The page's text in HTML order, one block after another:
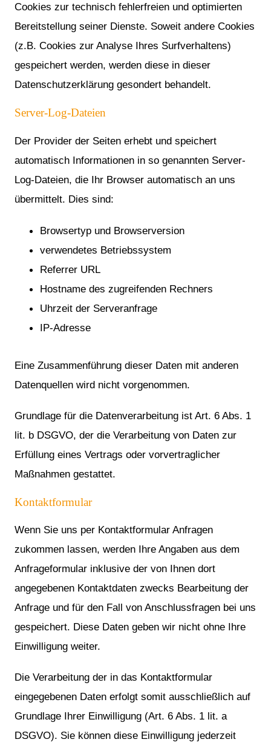
Cookies zur technisch fehlerfreien und optimierten
Bereitstellung seiner Dienste. Soweit andere Cookies
(z.B. Cookies zur Analyse Ihres Surfverhaltens)
gespeichert werden, werden diese in dieser
Datenschutzerklärung gesondert behandelt.
Server-Log-Dateien
Der Provider der Seiten erhebt und speichert
automatisch Informationen in so genannten Server-
Log-Dateien, die Ihr Browser automatisch an uns
übermittelt. Dies sind:
Browsertyp und Browserversion
verwendetes Betriebssystem
Referrer URL
Hostname des zugreifenden Rechners
Uhrzeit der Serveranfrage
IP-Adresse
Eine Zusammenführung dieser Daten mit anderen
Datenquellen wird nicht vorgenommen.
Grundlage für die Datenverarbeitung ist Art. 6 Abs. 1
lit. b DSGVO, der die Verarbeitung von Daten zur
Erfüllung eines Vertrags oder vorvertraglicher
Maßnahmen gestattet.
Kontaktformular
Wenn Sie uns per Kontaktformular Anfragen
zukommen lassen, werden Ihre Angaben aus dem
Anfrageformular inklusive der von Ihnen dort
angegebenen Kontaktdaten zwecks Bearbeitung der
Anfrage und für den Fall von Anschlussfragen bei uns
gespeichert. Diese Daten geben wir nicht ohne Ihre
Einwilligung weiter.
Die Verarbeitung der in das Kontaktformular
eingegebenen Daten erfolgt somit ausschließlich auf
Grundlage Ihrer Einwilligung (Art. 6 Abs. 1 lit. a
DSGVO). Sie können diese Einwilligung jederzeit